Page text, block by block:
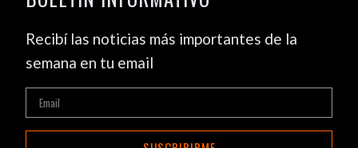
Recibí las noticias más importantes de la
semana en tu email